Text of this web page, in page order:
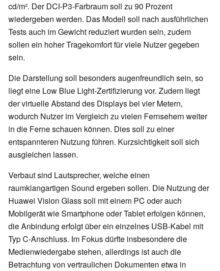
cd/m². Der DCI-P3-Farbraum soll zu 90 Prozent
wiedergeben werden. Das Modell soll nach ausführlichen
Tests auch im Gewicht reduziert wurden sein, zudem
sollen ein hoher Tragekomfort für viele Nutzer gegeben
sein.
Die Darstellung soll besonders augenfreundlich sein, so
liegt eine Low Blue Light-Zertifizierung vor. Zudem liegt
der virtuelle Abstand des Displays bei vier Metern,
wodurch Nutzer im Vergleich zu vielen Fernsehern weiter
in die Ferne schauen können. Dies soll zu einer
entspannteren Nutzung führen. Kurzsichtigkeit soll sich
ausgleichen lassen.
Verbaut sind Lautsprecher, welche einen
raumklangartigen Sound ergeben sollen. Die Nutzung der
Huawei Vision Glass soll mit einem PC oder auch
Mobilgerät wie Smartphone oder Tablet erfolgen können,
die Anbindung erfolgt über ein einzelnes USB-Kabel mit
Typ C-Anschluss. Im Fokus dürfte insbesondere die
Medienwiedergabe stehen, allerdings ist auch die
Betrachtung von vertraulichen Dokumenten etwa in